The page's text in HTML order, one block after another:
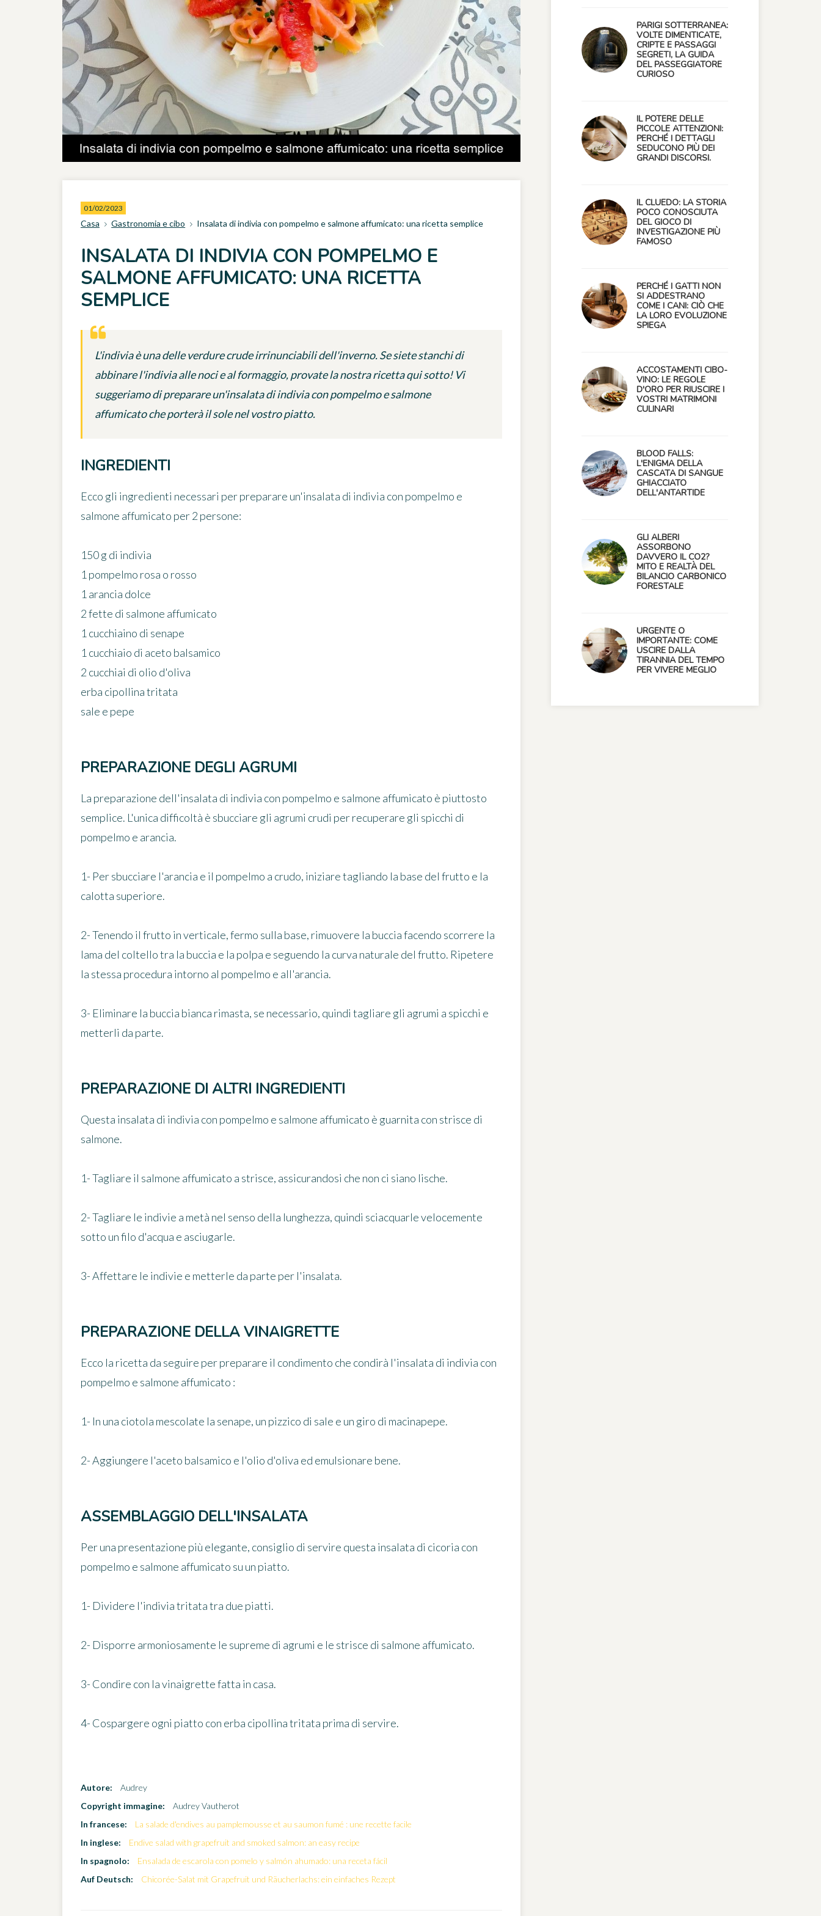
01/02/2023
Casa Gastronomia e cibo Insalata di indivia con pompelmo e salmone affumicato: una ricetta semplice
INSALATA DI INDIVIA CON POMPELMO E
SALMONE AFFUMICATO: UNA RICETTA
SEMPLICE
L'indivia è una delle verdure crude irrinunciabili dell'inverno. Se siete stanchi di
abbinare l'indivia alle noci e al formaggio, provate la nostra ricetta qui sotto! Vi
suggeriamo di preparare un'insalata di indivia con pompelmo e salmone
affumicato che porterà il sole nel vostro piatto.
INGREDIENTI
Ecco gli ingredienti necessari per preparare un'insalata di indivia con pompelmo e
salmone affumicato per 2 persone:
150 g di indivia
1 pompelmo rosa o rosso
1 arancia dolce
2 fette di salmone affumicato
1 cucchiaino di senape
1 cucchiaio di aceto balsamico
2 cucchiai di olio d'oliva
erba cipollina tritata
sale e pepe
PREPARAZIONE DEGLI AGRUMI
La preparazione dell'insalata di indivia con pompelmo e salmone affumicato è piuttosto
semplice. L'unica difficoltà è sbucciare gli agrumi crudi perrecuperare gli spicchi di
pompelmo e arancia.
1- Per sbucciare l'arancia e il pompelmo a crudo, iniziare tagliando la base del frutto e la
calotta superiore.
2- Tenendo il frutto in verticale, fermo sulla base, rimuovere la buccia facendo scorrere la
lama del coltello tra la buccia e la polpa e seguendo la curva naturale del frutto. Ripetere
la stessa procedura intorno al pompelmo e all'arancia.
3- Eliminare la buccia bianca rimasta, se necessario, quindi tagliare gli agrumi a spicchi e
metterli da parte.
PREPARAZIONE DI ALTRI INGREDIENTI
Questa insalata di indivia con pompelmo e salmone affumicato è guarnita con strisce di
salmone.
1- Tagliare il salmone affumicato a strisce, assicurandosi che non ci siano lische.
2- Tagliare le indivie a metà nel senso della lunghezza, quindi sciacquarle velocemente
sotto un filo d'acqua e asciugarle.
3- Affettare le indivie e metterle da parte per l'insalata.
PREPARAZIONE DELLA VINAIGRETTE
Ecco la ricetta da seguire per preparare il condimento che condirà l'insalata di indivia con
pompelmo e salmone affumicato :
1- In una ciotola mescolate la senape, un pizzico di sale e un giro di macinapepe.
2- Aggiungere l'aceto balsamico e l'olio d'oliva ed emulsionare bene.
ASSEMBLAGGIO DELL'INSALATA
Per una presentazione più elegante, consiglio di servire questa insalata di cicoria con
pompelmo e salmone affumicato su un piatto.
1- Dividere l'indivia tritata tra due piatti.
2- Disporre armoniosamente le supreme di agrumi e le strisce di salmone affumicato.
3- Condire con la vinaigrette fatta in casa.
4- Cospargere ogni piatto con erba cipollina tritata prima di servire.
Autore:
Audrey
Copyright immagine:
Audrey Vautherot
In francese:
La salade d'endives au pamplemousse et au saumon fumé : une recette facile
In inglese:
Endive salad with grapefruit and smoked salmon: an easy recipe
In spagnolo:
Ensalada de escarola con pomelo y salmón ahumado: una receta fácil
Auf Deutsch:
Chicorée-Salat mit Grapefruit und Räucherlachs: ein einfaches Rezept
PARIGI SOTTERRANEA:
VOLTE DIMENTICATE,
CRIPTE E PASSAGGI
SEGRETI, LA GUIDA
DEL PASSEGGIATORE
CURIOSO
IL POTERE DELLE
PICCOLE ATTENZIONI:
PERCHÉ I DETTAGLI
SEDUCONO PIÙ DEI
GRANDI DISCORSI.
IL CLUEDO: LA STORIA
POCO CONOSCIUTA
DEL GIOCO DI
INVESTIGAZIONE PIÙ
FAMOSO
PERCHÉ I GATTI NON
SI ADDESTRANO
COME I CANI: CIÒ CHE
LA LORO EVOLUZIONE
SPIEGA
ACCOSTAMENTI CIBO-
VINO: LE REGOLE
D'ORO PER RIUSCIRE I
VOSTRI MATRIMONI
CULINARI
BLOOD FALLS:
L'ENIGMA DELLA
CASCATA DI SANGUE
GHIACCIATO
DELL'ANTARTIDE
GLI ALBERI
ASSORBONO
DAVVERO IL CO2?
MITO E REALTÀ DEL
BILANCIO CARBONICO
FORESTALE
URGENTE O
IMPORTANTE: COME
USCIRE DALLA
TIRANNIA DEL TEMPO
PER VIVERE MEGLIO